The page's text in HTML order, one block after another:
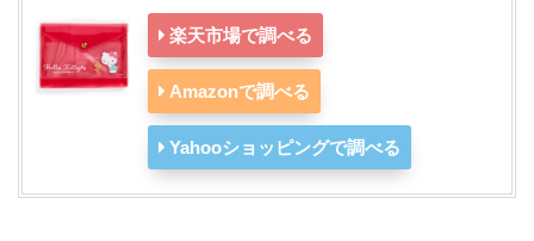
楽天市場で調べる
Amazonで調べる
Yahooショッピングで調べる